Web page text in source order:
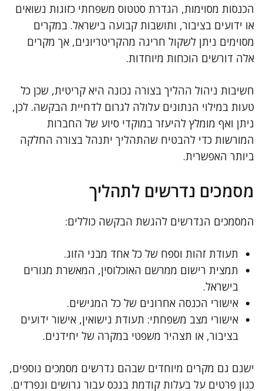
הכנסות מסוימות, הגדרת סטטוס משפחתי כזוגות נשואים
או ידועים בציבור, ותושבות קבועה בישראל. במקרים
מסוימים ניתן לשקול חריגה מהקריטריונים, אך מקרים
אלה דורשים הוכחות מיוחדות.
חשיבות ניהול ההליך בצורה נכונה היא קריטית, שכן כל
טעות במילוי הנתונים עלולה לגרום לדחיית הבקשה. לכן,
ניתן ואף מומלץ להיעזר במוקדי סיוע של החברות
המורשות כדי להבטיח שהתהליך יתנהל בצורה החלקה
ביותר האפשרית.
מסמכים נדרשים לתהליך
המסמכים הנדרשים להגשת הבקשה כוללים:
תעודת זהות וספח של כל אחד מבני הזוג.
תמצית רישום ממרשם האוכלוסין, המאשרת מגורים
בישראל.
אישורי הכנסה אחרונים של כל המגישים.
אישורי מצב משפחתי: תעודת נישואין, אישור ידועים
בציבור, או תצהיר משפטי במקרה של יחידנים.
ישנם גם מקרים מיוחדים שבהם נדרשים מסמכים נוספים,
כגון פרטים על בעלות קודמת בנכס עבור גרושים ונפרדים.